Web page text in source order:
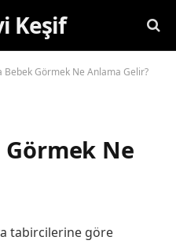
Keşif
Bebek Görmek Ne Anlama Gelir?
Görmek Ne
tabircilerine göre